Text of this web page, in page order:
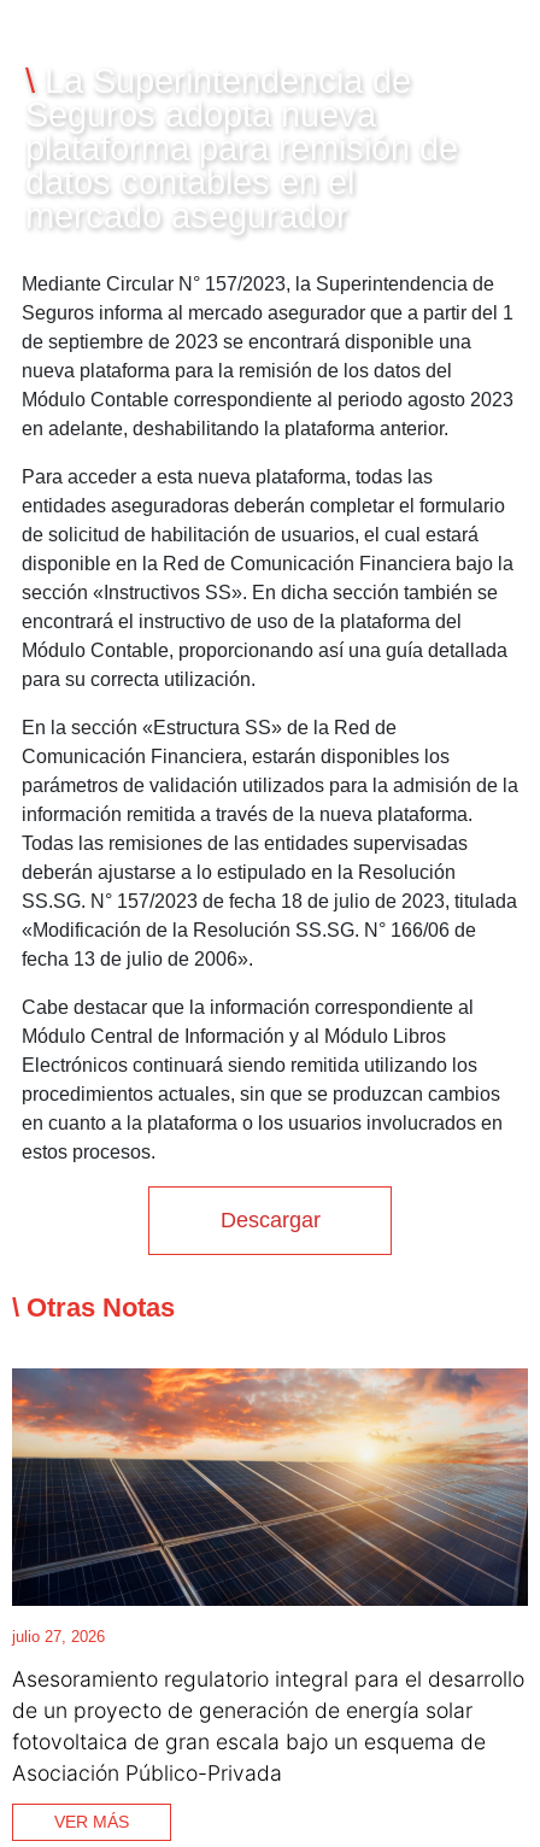
\ La Superintendencia de
Seguros adopta nueva
plataforma para remisión de
datos contables en el
mercado asegurador
Mediante Circular N° 157/2023, la Superintendencia de
Seguros informa al mercado asegurador que a partir del 1
de septiembre de 2023 se encontrará disponible una
nueva plataforma para la remisión de los datos del
Módulo Contable correspondiente al periodo agosto 2023
en adelante, deshabilitando la plataforma anterior.
Para acceder a esta nueva plataforma, todas las
entidades aseguradoras deberán completar el formulario
de solicitud de habilitación de usuarios, el cual estará
disponible en la Red de Comunicación Financiera bajo la
sección «Instructivos SS». En dicha sección también se
encontrará el instructivo de uso de la plataforma del
Módulo Contable, proporcionando así una guía detallada
para su correcta utilización.
En la sección «Estructura SS» de la Red de
Comunicación Financiera, estarán disponibles los
parámetros de validación utilizados para la admisión de la
información remitida a través de la nueva plataforma.
Todas las remisiones de las entidades supervisadas
deberán ajustarse a lo estipulado en la Resolución
SS.SG. N° 157/2023 de fecha 18 de julio de 2023, titulada
«Modificación de la Resolución SS.SG. N° 166/06 de
fecha 13 de julio de 2006».
Cabe destacar que la información correspondiente al
Módulo Central de Información y al Módulo Libros
Electrónicos continuará siendo remitida utilizando los
procedimientos actuales, sin que se produzcan cambios
en cuanto a la plataforma o los usuarios involucrados en
estos procesos.
Descargar
\ Otras Notas
julio 27, 2026
Asesoramiento regulatorio integral para el desarrollo
de un proyecto de generación de energía solar
fotovoltaica de gran escala bajo un esquema de
Asociación Público-Privada
VER MÁS